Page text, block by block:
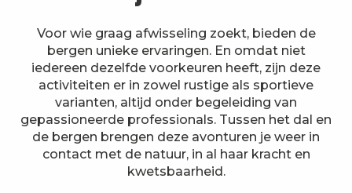
Voor wie graag afwisseling zoekt, bieden de
bergen unieke ervaringen. En omdat niet
iedereen dezelfde voorkeuren heeft, zijn deze
activiteiten er in zowel rustige als sportieve
varianten, altijd onder begeleiding van
gepassioneerde professionals. Tussen het dal en
de bergen brengen deze avonturen je weer in
contact met de natuur, in al haar kracht en
kwetsbaarheid.